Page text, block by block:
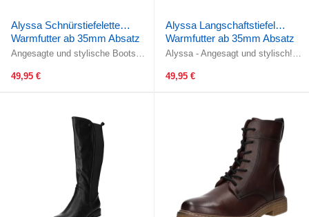
Alyssa Schnürstiefelette
Warmfutter ab 35mm Absatz
Angesagte und stylische Boots
clevere Kombination aus
49,95 €
Alyssa Langschaftstiefel
Warmfutter ab 35mm Absatz
Alyssa - Angesagt und stylisch!
schwarzem Kunstleder. Das ...
49,95 €